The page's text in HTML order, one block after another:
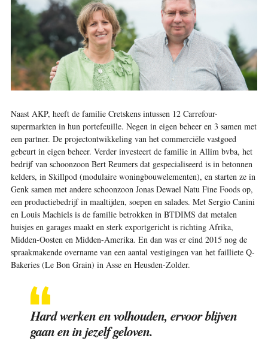
Naast AKP, heeft de familie Cretskens intussen 12 Carrefour-
supermarkten in hun portefeuille. Negen in eigen beheer en 3 samen met
een partner. De projectontwikkeling van het commerciële vastgoed
gebeurt in eigen beheer. Verder investeert de familie in Allim bvba, het
bedrijf van schoonzoon Bert Reumers dat gespecialiseerd is in betonnen
kelders, in Skillpod (modulaire woningbouwelementen), en starten ze in
Genk samen met andere schoonzoon Jonas Dewael Natu Fine Foods op,
een productiebedrijf in maaltijden, soepen en salades. Met Sergio Canini
en Louis Machiels is de familie betrokken in BTDIMS dat metalen
huisjes en garages maakt en sterk exportgericht is richting Afrika,
Midden-Oosten en Midden-Amerika. En dan was er eind 2015 nog de
spraakmakende overname van een aantal vestigingen van het failliete Q-
Bakeries (Le Bon Grain) in Asse en Heusden-Zolder.
Hard werken en volhouden, ervoor blijven
gaan en in jezelf geloven.